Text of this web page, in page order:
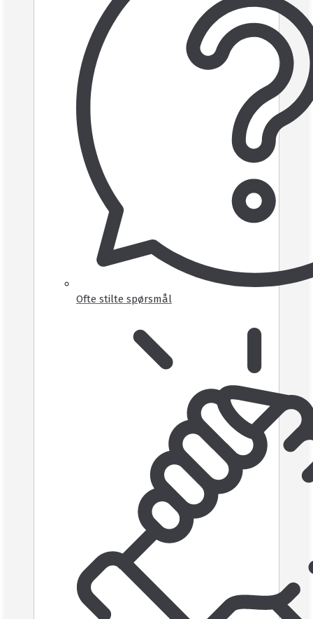
Ofte stilte spørsmål